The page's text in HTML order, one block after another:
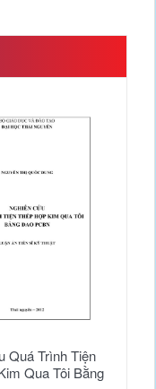
Quá Trình Tiện
Qua Tôi Bằng